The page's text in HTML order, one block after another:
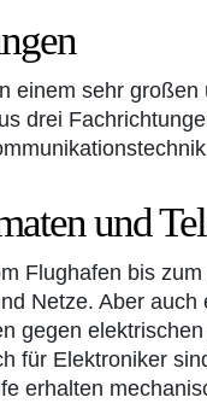
einem sehr
drei
und
Flughafen bis
Netze. Aber
gegen
für Elektroniker
erhalten